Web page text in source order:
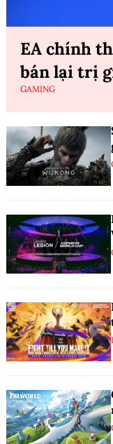
EA chính
bán lại trị
GAMING